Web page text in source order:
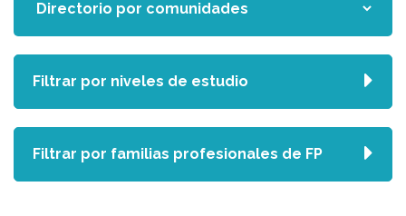
Filtrar por niveles de estudio
Filtrar por familias profesionales de FP